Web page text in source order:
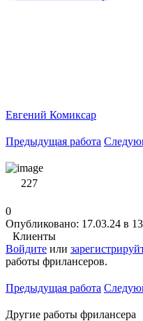
Евгений Комиксар
Предыдущая работа
227
0
Опубликовано: 17.03.24 в
Клиенты
Войдите или
работы фрилансеров.
Предыдущая работа
Другие работы фрилансера